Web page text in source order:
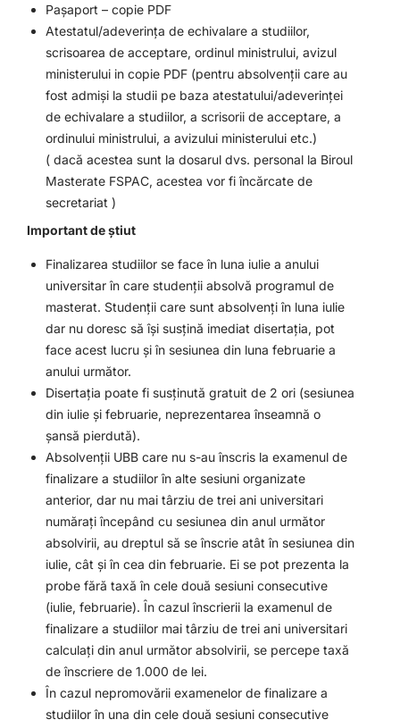
Pașaport – copie PDF
Atestatul/adeverința de echivalare a studiilor,
scrisoarea de acceptare, ordinul ministrului, avizul
ministerului in copie PDF (pentru absolvenții care au
fost admiși la studii pe baza atestatului/adeverinței
de echivalare a studiilor, a scrisorii de acceptare, a
ordinului ministrului, a avizului ministerului etc.)
( dacă acestea sunt la dosarul dvs. personal la Biroul
Masterate FSPAC, acestea vor fi încărcate de
secretariat )
Important de știut
Finalizarea studiilor se face în luna iulie a anului
universitar în care studenții absolvă programul de
masterat. Studenții care sunt absolvenți în luna iulie
dar nu doresc să își susțină imediat disertația, pot
face acest lucru și în sesiunea din luna februarie a
anului următor.
Disertația poate fi susținută gratuit de 2 ori (sesiunea
din iulie și februarie, neprezentarea înseamnă o
șansă pierdută).
Absolvenții UBB care nu s-au înscris la examenul de
finalizare a studiilor în alte sesiuni organizate
anterior, dar nu mai târziu de trei ani universitari
numărați începând cu sesiunea din anul următor
absolvirii, au dreptul să se înscrie atât în sesiunea din
iulie, cât și în cea din februarie. Ei se pot prezenta la
probe fără taxă în cele două sesiuni consecutive
(iulie, februarie). În cazul înscrierii la examenul de
finalizare a studiilor mai târziu de trei ani universitari
calculați din anul următor absolvirii, se percepe taxă
de înscriere de 1.000 de lei.
În cazul nepromovării examenelor de finalizare a
studiilor în una din cele două sesiuni consecutive